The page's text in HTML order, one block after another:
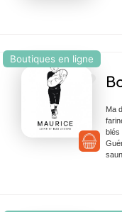
Boutiques en ligne
Ma
blés